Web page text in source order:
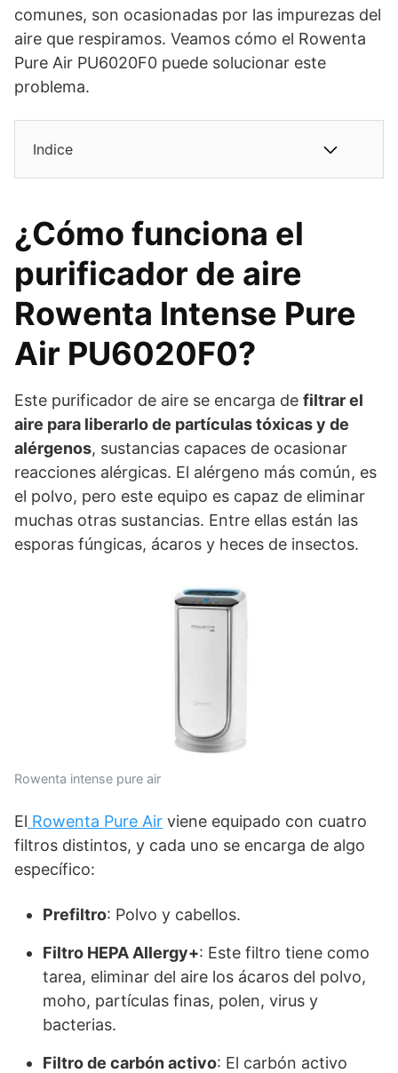
comunes, son ocasionadas por las impurezas del
aire que respiramos. Veamos cómo el Rowenta
Pure Air PU6020F0 puede solucionar este
problema.
Indice
¿Cómo funciona el
purificador de aire
Rowenta Intense Pure
Air PU6020F0?
Este purificador de aire se encarga de filtrar el
aire para liberarlo de partículas tóxicas y de
alérgenos, sustancias capaces de ocasionar
reacciones alérgicas. El alérgeno más común, es
el polvo, pero este equipo es capaz de eliminar
muchas otras sustancias. Entre ellas están las
esporas fúngicas, ácaros y heces de insectos.
Rowenta intense pure air
El Rowenta Pure Air viene equipado con cuatro
filtros distintos, y cada uno se encarga de algo
específico:
Prefiltro: Polvo y cabellos.
Filtro HEPA Allergy+: Este filtro tiene como
tarea, eliminar del aire los ácaros del polvo,
moho, partículas finas, polen, virus y
bacterias.
Filtro de carbón activo: El carbón activo